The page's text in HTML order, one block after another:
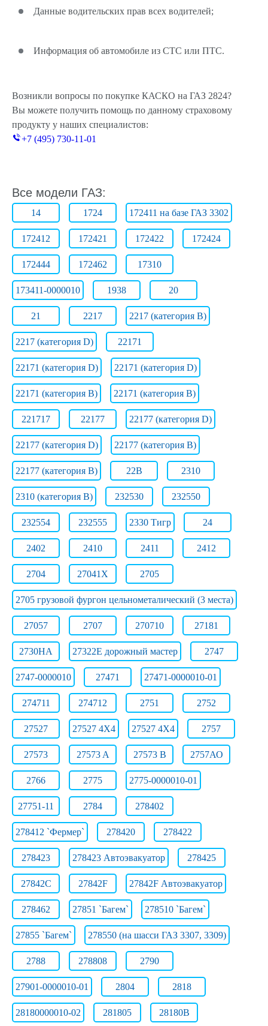
Данные водительских прав всех водителей;
Информация об автомобиле из СТС или ПТС.
Возникли вопросы по покупке КАСКО на ГАЗ 2824?
Вы можете получить помощь по данному страховому
продукту у наших специалистов:
+7 (495) 730-11-01
Все модели ГАЗ:
14 1724 172411 на базе ГАЗ 3302
172412 172421 172422 172424
172444 172462 17310
173411-0000010 1938 20
21 2217 2217 (категория B)
2217 (категория D) 22171
22171 (категория D) 22171 (категория D)
22171 (категория В) 22171 (категория В)
221717 22177 22177 (категория D)
22177 (категория D) 22177 (категория В)
22177 (категория В) 22B 2310
2310 (категория B) 232530 232550
232554 232555 2330 Тигр 24
2402 2410 2411 2412
2704 27041Х 2705
2705 грузовой фургон цельнометалический (3 места)
27057 2707 270710 27181
2730НА 27322E дорожный мастер 2747
2747-0000010 27471 27471-0000010-01
274711 274712 2751 2752
27527 27527 4X4 27527 4X4 2757
27573 27573 A 27573 B 2757АО
2766 2775 2775-0000010-01
27751-11 2784 278402
278412 `Фермер` 278420 278422
278423 278423 Автоэвакуатор 278425
27842C 27842F 27842F Автоэвакуатор
278462 27851 `Багем` 278510 `Багем`
27855 `Багем` 278550 (на шасси ГАЗ 3307, 3309)
2788 278808 2790
27901-0000010-01 2804 2818
28180000010-02 281805 28180В